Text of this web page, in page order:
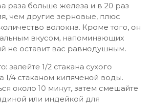
раза больше железа и в 20 раз
чем другие зерновые, плюс
волокна. Кроме того, он
вкусом, напоминающих
не оставит вас равнодушным.
залейте 1/2 стакана сухого
1/4 стаканом кипяченой воды.
около 10 минут, затем смешайте
или индейкой для